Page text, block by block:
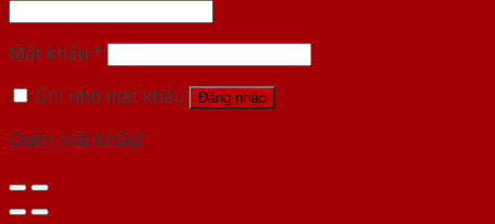
Mật khẩu *
Ghi nhớ mật khẩu
Đăng nhập
Quên mật khẩu?